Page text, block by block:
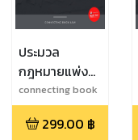
ประมวล
กฎหมายแพ่ง
และพาณิชย์
ฉบับล่าสุด
2565
connecting book
law
299.00 ฿